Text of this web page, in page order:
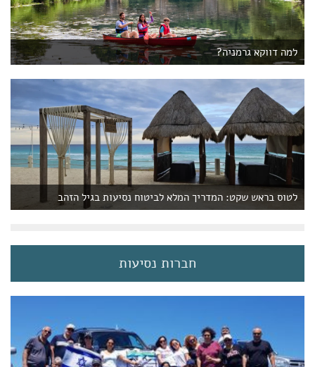
למה דווקא גרמניה?
לטוס בראש שקט: המדריך המלא לביטוח נסיעות בגיל הזהב
חברות נסיעות